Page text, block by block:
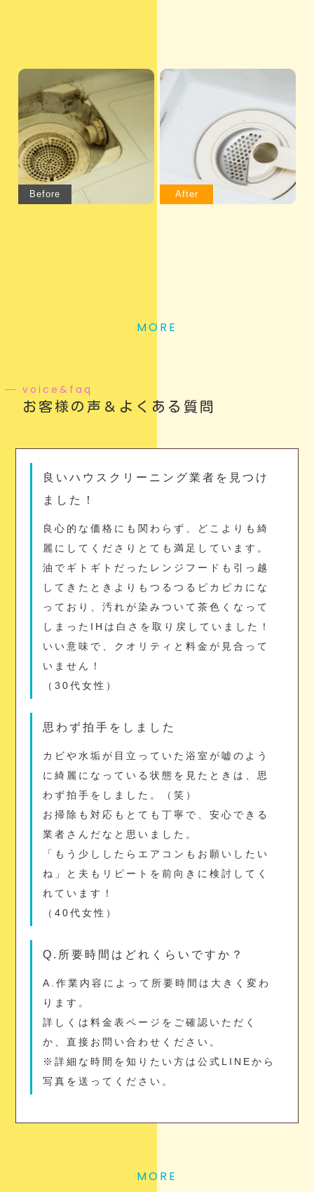
MORE
voice&faq
お客様の声＆よくある質問
良いハウスクリーニング業者を見つけ
ました！
良心的な価格にも関わらず、どこよりも綺
麗にしてくださりとても満足しています。
油でギトギトだったレンジフードも引っ越
してきたときよりもつるつるピカピカにな
っており、汚れが染みついて茶色くなって
しまったIHは白さを取り戻していました！
いい意味で、クオリティと料金が見合って
いません！
（30代女性）
思わず拍手をしました
カビや水垢が目立っていた浴室が嘘のよう
に綺麗になっている状態を見たときは、思
わず拍手をしました。（笑）
お掃除も対応もとても丁寧で、安心できる
業者さんだなと思いました。
「もう少ししたらエアコンもお願いしたい
ね」と夫もリピートを前向きに検討してく
れています！
（40代女性）
Q.所要時間はどれくらいですか？
A.作業内容によって所要時間は大きく変わ
ります。
詳しくは料金表ページをご確認いただく
か、直接お問い合わせください。
※詳細な時間を知りたい方は公式LINEから
写真を送ってください。
MORE